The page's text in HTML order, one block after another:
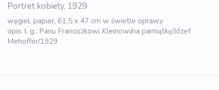
Portret kobiety, 1929
węgiel, papier, 61,5 x 47 cm w świetle oprawy
opis. l. g.: Panu Franciszkowi Kleinowi/na pamiątkę/Józef
Mehoffer/1929